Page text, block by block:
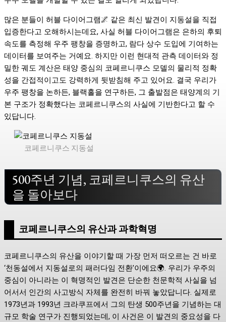
많은 분들이 허블 다이어그램🌌 같은 최신 발견이 지동설을 직접
입증한다고 오해하시는데요, 사실 허블 다이어그램은 은하의 후퇴
속도를 측정해 우주 팽창을 증명하고, 람다 상수 도입에 기여하는
데이터를 보여주는 거예요. 하지만 이런 현대적 관측 데이터와 정
밀한 궤도 계산은 태양 중심의 코페르니쿠스 모델의 물리적 정확
성을 간접적이고도 강력하게 뒷받침해 주고 있어요. 결국 우리가
우주 팽창을 논하든, 블랙홀을 연구하든, 그 출발점은 태양계의 기
본 구조가 정확했다는 코페르니쿠스의 사실에 기반한다고 할 수
있답니다.
코페르니쿠스 지동설
500주년 기념, 코페르니쿠스의 유산
을 돌아보다
코페르니쿠스의 유산과 과학혁명
코페르니쿠스의 유산을 이야기할 때 가장 먼저 떠오르는 건 바로
‘천동설에서 지동설로의 패러다임 전환’이에요🌍. 우리가 우주의
중심이 아니라는 이 혁명적인 발견은 단순한 천문학적 사실을 넘
어서서 인간의 사고방식 자체를 완전히 바꿔 놓았답니다. 실제로
1973년과 1993년 크라쿠프에서 그의 탄생 500주년을 기념하는 대
규모 학술 연구가 진행되었는데, 이 사건은 이 발견의 중요성을 다